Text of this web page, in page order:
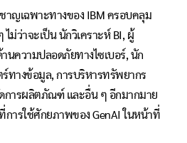
าญเฉพาะทางของ IBM ครอบคลุม
ไม่ว่าจะเป็น นักวิเคราะห์ BI, ผู้
นความปลอดภัยทางไซเบอร์, นัก
ทางข้อมูล, การบริหารทรัพยากร
การผลิตภัณฑ์ และอื่น ๆ อีกมากมาย
การใช้ศักยภาพของ GenAI ในหน้าที่